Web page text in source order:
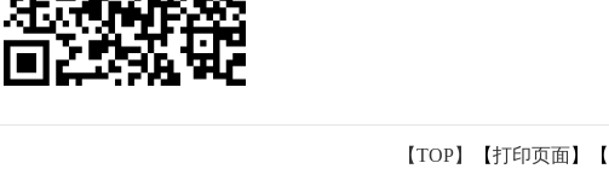
【TOP】 【打印页面】【